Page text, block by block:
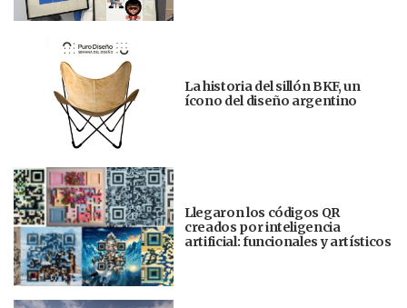
La historia del sillón BKF, un
ícono del diseño argentino
Llegaron los códigos QR
creados por inteligencia
artificial: funcionales y artísticos